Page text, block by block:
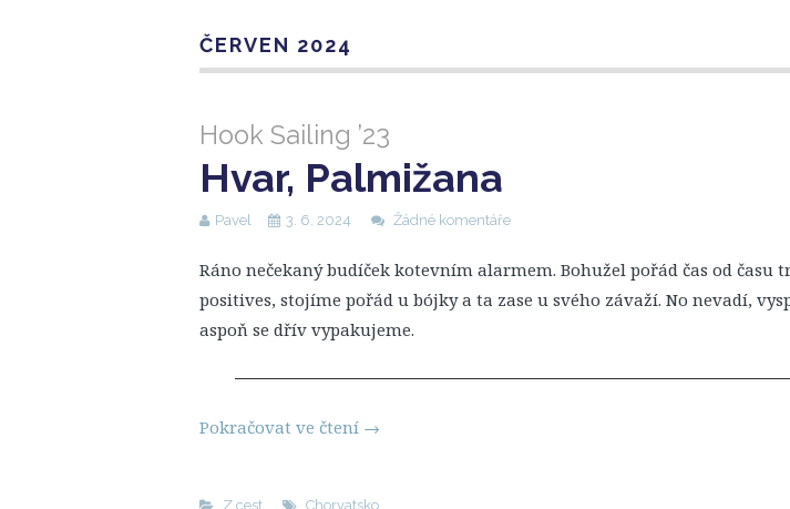
ČERVEN 2024
Hook Sailing ’23
Hvar, Palmižana
Pavel 3. 6. 2024 Žádné komentáře
Ráno nečekaný budíček kotevním alarmem. Bohužel pořád čas od času
positives, stojíme pořád u bójky a ta zase u svého závaží. No nevadí,
aspoň se dřív vypakujeme.
Pokračovat ve čtení →
Z cest Chorvatsko